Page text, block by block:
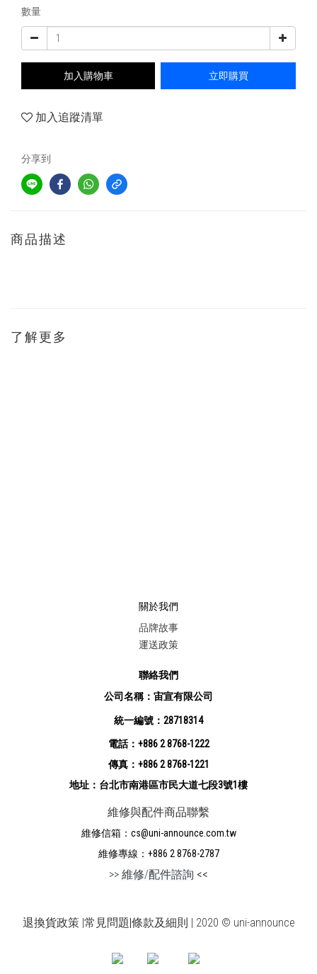
數量
加入購物車 立即購買
加入追蹤清單
分享到
商品描述
了解更多
關於我們
品牌故事
運送政策
聯絡我們
公司名稱：宙宣有限公司
統一編號：28718314
電話：+886 2 8768-1222
傳真：+886 2 8768-1221
地址：台北市南港區市民大道七段3號1樓
維修與配件商品聯繫
維修信箱：cs@uni-announce.com.tw
維修專線：+886 2 8768-2787
>> 維修/配件諮詢 <<
退換貨政策|常見問題|條款及細則 | 2020 © uni-announce